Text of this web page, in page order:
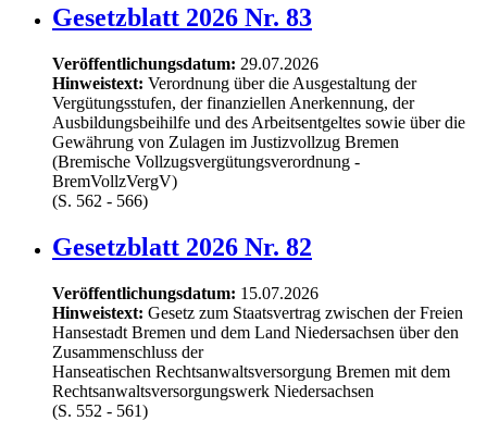
Gesetzblatt 2026 Nr. 83
Veröffentlichungsdatum: 29.07.2026
Hinweistext: Verordnung über die Ausgestaltung der
Vergütungsstufen, der finanziellen Anerkennung, der
Ausbildungsbeihilfe und des Arbeitsentgeltes sowie über die
Gewährung von Zulagen im Justizvollzug Bremen
(Bremische Vollzugsvergütungsverordnung -
BremVollzVergV)
(S. 562 - 566)
Gesetzblatt 2026 Nr. 82
Veröffentlichungsdatum: 15.07.2026
Hinweistext: Gesetz zum Staatsvertrag zwischen der Freien
Hansestadt Bremen und dem Land Niedersachsen über den
Zusammenschluss der
Hanseatischen Rechtsanwaltsversorgung Bremen mit dem
Rechtsanwaltsversorgungswerk Niedersachsen
(S. 552 - 561)